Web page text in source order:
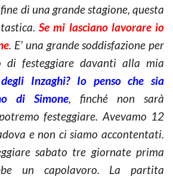
di una grande stagione, questa
Se mi lasciano lavorare io
. E’ una grande soddisfazione per
di festeggiare davanti alla mia
degli Inzaghi? Io penso che sia
di Simone, finché non sarà
festeggiare. Avevamo 12
e non ci siamo accontentati.
sabato tre giornate prima
un capolavoro. La partita